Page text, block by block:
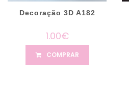
Decoração 3D A182
1.00€
COMPRAR